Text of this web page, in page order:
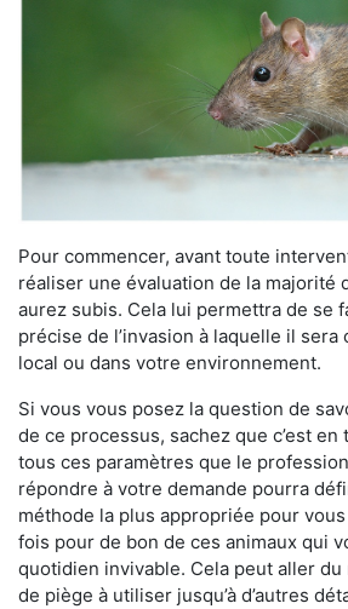
Pour commencer, avant toute
réaliser une évaluation de la majorité
aurez subis. Cela lui permettra de se
précise de l’invasion à laquelle il
local ou dans votre environnement.
Si vous vous posez la question de
de ce processus, sachez que c’est en
tous ces paramètres que le
répondre à votre demande pourra
méthode la plus appropriée pour
fois pour de bon de ces animaux qui
quotidien invivable. Cela peut aller du
de piège à utiliser jusqu’à d’autres